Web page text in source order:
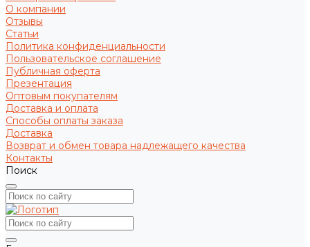
О компании
Отзывы
Статьи
Политика конфиденциальности
Пользовательское соглашение
Публичная оферта
Презентация
Оптовым покупателям
Доставка и оплата
Способы оплаты заказа
Доставка
Возврат и обмен товара надлежащего качества
Контакты
Поиск